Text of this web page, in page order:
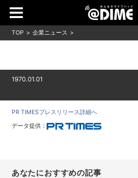
TOP 企業ニュース
1970.01.01
PR TIMESプレスリリース詳細へ
データ提供：
あなたにおすすめの記事